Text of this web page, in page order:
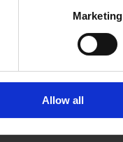
Marketing
Allow all